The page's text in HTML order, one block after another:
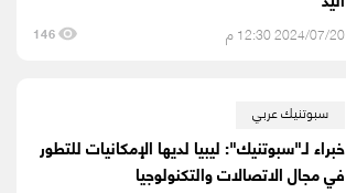
2024/07/20 12:30 م 146
سبوتنيك عربي
خبراء لـ"سبوتنيك": ليبيا لديها الإمكانيات للتطور
في مجال الاتصالات والتكنولوجيا